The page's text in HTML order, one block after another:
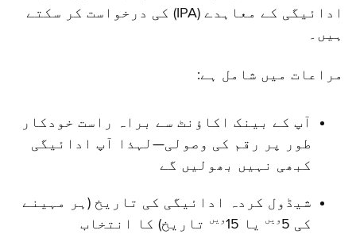
ادائیگی کے معاہدے (IPA) کی درخواست کر سکتے
ہیں۔
مراعات میں شامل ہے:
آپ کے بینک اکاؤنٹ سے براہ راست خودکار
طور پر رقم کی وصولی—لہذا آپ ادائیگی
کبھی نہیں بھولیں گے
شیڈول کردہ ادائیگی کی تاریخ (ہر مہینے
کی 5
ویں یا 15 ویں تاریخ) کا انتخاب